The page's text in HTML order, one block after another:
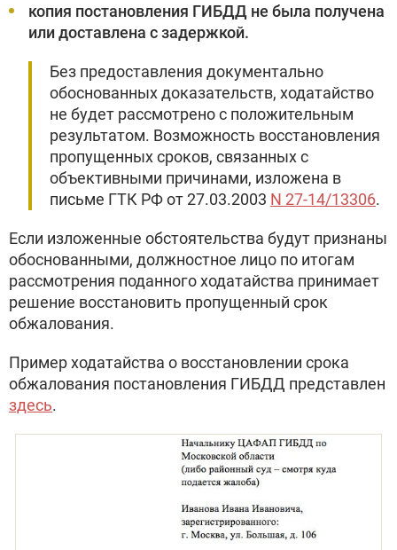
копия постановления ГИБДД не была получена
или доставлена с задержкой.
Без предоставления документально
обоснованных доказательств, ходатайство
не будет рассмотрено с положительным
результатом. Возможность восстановления
пропущенных сроков, связанных с
объективными причинами, изложена в
письме ГТК РФ от 27.03.2003 N 27-14/13306.
Если изложенные обстоятельства будут признаны
обоснованными, должностное лицо по итогам
рассмотрения поданного ходатайства принимает
решение восстановить пропущенный срок
обжалования.
Пример ходатайства о восстановлении срока
обжалования постановления ГИБДД представлен
здесь.